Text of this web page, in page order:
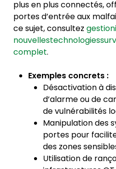
plus en plus connectés,
portes d’entrée aux
ce sujet, consultez
complet.
Exemples concrets :
Désactivation à
d’alarme ou de
de vulnérabilités
Manipulation des
portes pour
des zones
Utilisation de